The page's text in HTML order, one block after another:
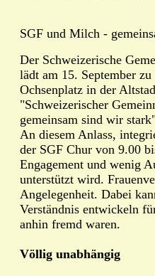
SGF und Milch -
Der Schweizerische
lädt am 15. September
Ochsenplatz in der
"Schweizerischer
gemeinsam sind wir
An diesem Anlass,
der SGF Chur von 9.00
Engagement und wenig
unterstützt wird.
Angelegenheit. Dabei
Verständnis entwickeln
anhin fremd waren.
Völlig unabhängig